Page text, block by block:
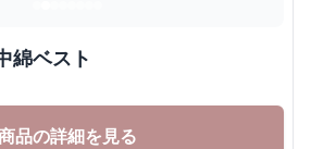
綿ベスト
品の詳細を見る